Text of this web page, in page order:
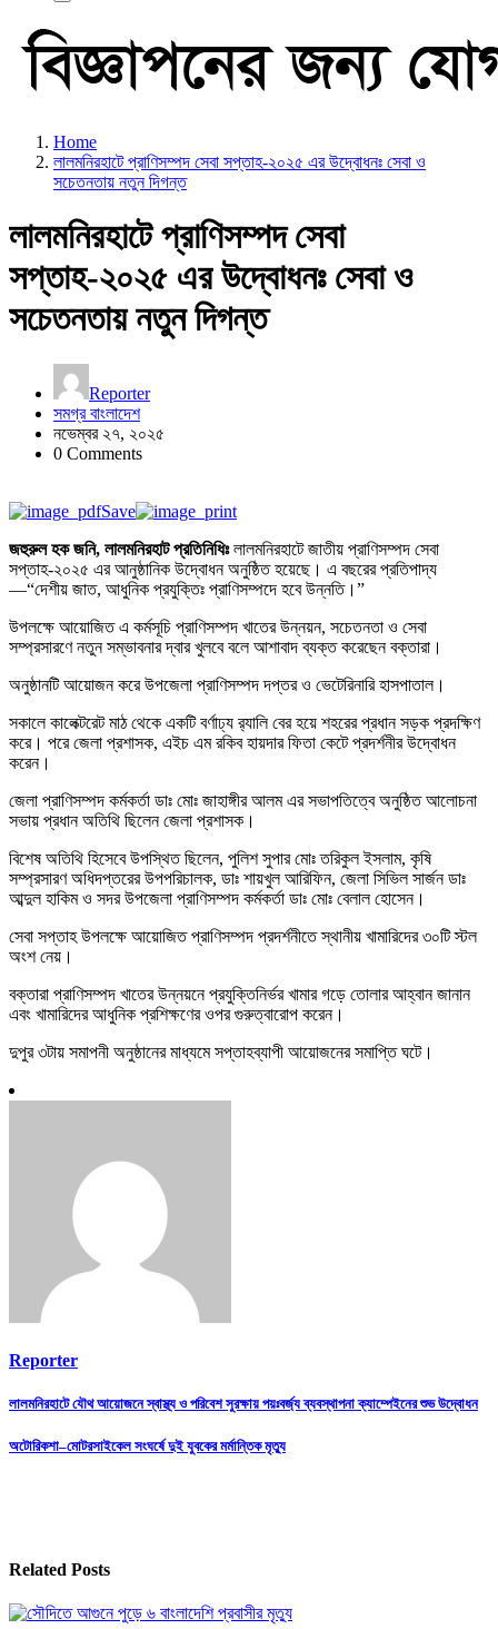
Home
লালমনিরহাটে প্রাণিসম্পদ সেবা সপ্তাহ-২০২৫ এর উদ্বোধনঃ সেবা ও
সচেতনতায় নতুন দিগন্ত
লালমনিরহাটে প্রাণিসম্পদ সেবা
সপ্তাহ-২০২৫ এর উদ্বোধনঃ সেবা ও
সচেতনতায় নতুন দিগন্ত
Reporter
সমগ্র বাংলাদেশ
নভেম্বর ২৭, ২০২৫
0 Comments
Save
জহুরুল হক জনি, লালমনিরহাট প্রতিনিধিঃলালমনিরহাটে জাতীয় প্রাণিসম্পদ সেবা
সপ্তাহ-২০২৫ এর আনুষ্ঠানিক উদ্বোধন অনুষ্ঠিত হয়েছে। এ বছরের প্রতিপাদ্য
—“দেশীয় জাত, আধুনিক প্রযুক্তিঃ প্রাণিসম্পদে হবে উন্নতি।”
উপলক্ষে আয়োজিত এ কর্মসূচি প্রাণিসম্পদ খাতের উন্নয়ন, সচেতনতা ও সেবা
সম্প্রসারণে নতুন সম্ভাবনার দ্বার খুলবে বলে আশাবাদ ব্যক্ত করেছেন বক্তারা।
অনুষ্ঠানটি আয়োজন করে উপজেলা প্রাণিসম্পদ দপ্তর ও ভেটেরিনারি হাসপাতাল।
সকালে কালেক্টরেট মাঠ থেকে একটি বর্ণাঢ্য র‍্যালি বের হয়ে শহরের প্রধান সড়ক প্রদক্ষিণ
করে। পরে জেলা প্রশাসক, এইচ এম রকিব হায়দার ফিতা কেটে প্রদর্শনীর উদ্বোধন
করেন।
জেলা প্রাণিসম্পদ কর্মকর্তা ডাঃ মোঃ জাহাঙ্গীর আলম এর সভাপতিত্বে অনুষ্ঠিত আলোচনা
সভায় প্রধান অতিথি ছিলেন জেলা প্রশাসক।
বিশেষ অতিথি হিসেবে উপস্থিত ছিলেন, পুলিশ সুপার মোঃ তরিকুল ইসলাম, কৃষি
সম্প্রসারণ অধিদপ্তরের উপপরিচালক, ডাঃ শায়খুল আরিফিন, জেলা সিভিল সার্জন ডাঃ
আব্দুল হাকিম ও সদর উপজেলা প্রাণিসম্পদ কর্মকর্তা ডাঃ মোঃ বেলাল হোসেন।
সেবা সপ্তাহ উপলক্ষে আয়োজিত প্রাণিসম্পদ প্রদর্শনীতে স্থানীয় খামারিদের ৩০টি স্টল
অংশ নেয়।
বক্তারা প্রাণিসম্পদ খাতের উন্নয়নে প্রযুক্তিনির্ভর খামার গড়ে তোলার আহ্বান জানান
এবং খামারিদের আধুনিক প্রশিক্ষণের ওপর গুরুত্বারোপ করেন।
দুপুর ৩টায় সমাপনী অনুষ্ঠানের মাধ্যমে সপ্তাহব্যাপী আয়োজনের সমাপ্তি ঘটে।
Reporter
Post
navigation
লালমনিরহাটে যৌথ আয়োজনে স্বাস্থ্য ও পরিবেশ সুরক্ষায় পয়ঃবর্জ্য ব্যবস্থাপনা ক্যাম্পেইনের শুভ উদ্বোধন
অটোরিকশা–মোটরসাইকেল সংঘর্ষে দুই যুবকের মর্মান্তিক মৃত্যু
Related Posts